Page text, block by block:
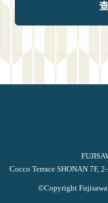
Cocco Terrace SHONAN 7F,
©Copyright Fujisawa